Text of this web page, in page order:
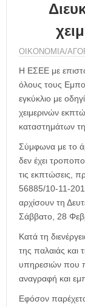
ΟΙΚΟΝΟΜΙΑ/
Η ΕΣΕΕ με
όλους τους
εγκύκλιο με
χειμερινών
καταστημάτων
Σύμφωνα με το
δεν έχει
τις εκπτώσεις,
56885/10-11-
αρχίσουν τη
Σάββατο, 28
Κατά τη
της παλαιάς και
υπηρεσιών που
αναγραφή και
Εφόσον